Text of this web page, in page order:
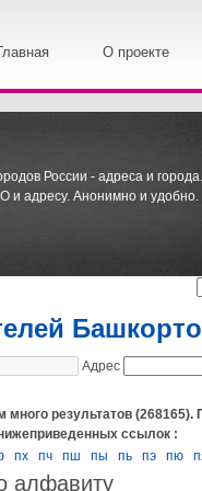
О проекте
России - адреса и города.
и адресу. Анонимно и удобно.
Адрес
результатов (268165).
ссылок :
пх пч пш пы пь пэ пю
алфавиту